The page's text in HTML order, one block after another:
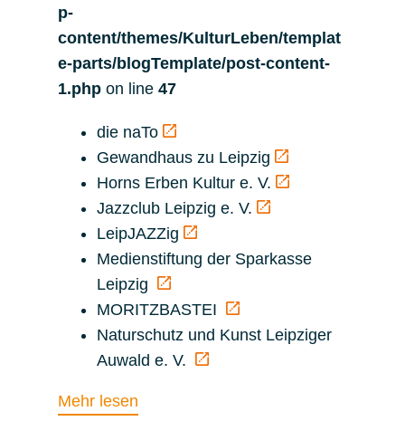
p-
content/themes/KulturLeben/templat
e-parts/blogTemplate/post-content-
1.php on line 47
die naTo
Gewandhaus zu Leipzig
Horns Erben Kultur e. V.
Jazzclub Leipzig e. V.
LeipJAZZig
Medienstiftung der Sparkasse
Leipzig
MORITZBASTEI
Naturschutz und Kunst Leipziger
Auwald e. V.
Mehr lesen